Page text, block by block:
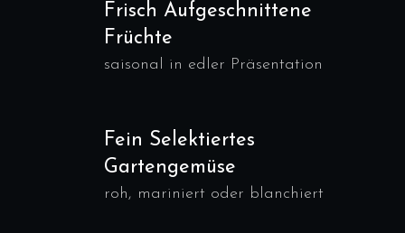
Frisch Aufgeschnittene
Früchte
saisonal in edler Präsentation
Fein Selektiertes
Gartengemüse
roh, mariniert oder blanchiert